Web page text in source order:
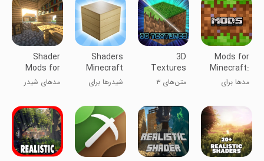
Mods for
Minecraft:
Master
مدها برای
حرفه‌ای
3D
Textures
for
Minecraft
متن‌های ۳
ماینکرفت
Shaders
Minecraft
and
Texture
شیدرها برای
بافت‌ها
Shader
Mods for
Minecraft
مدهای شیدر
کرافت PE